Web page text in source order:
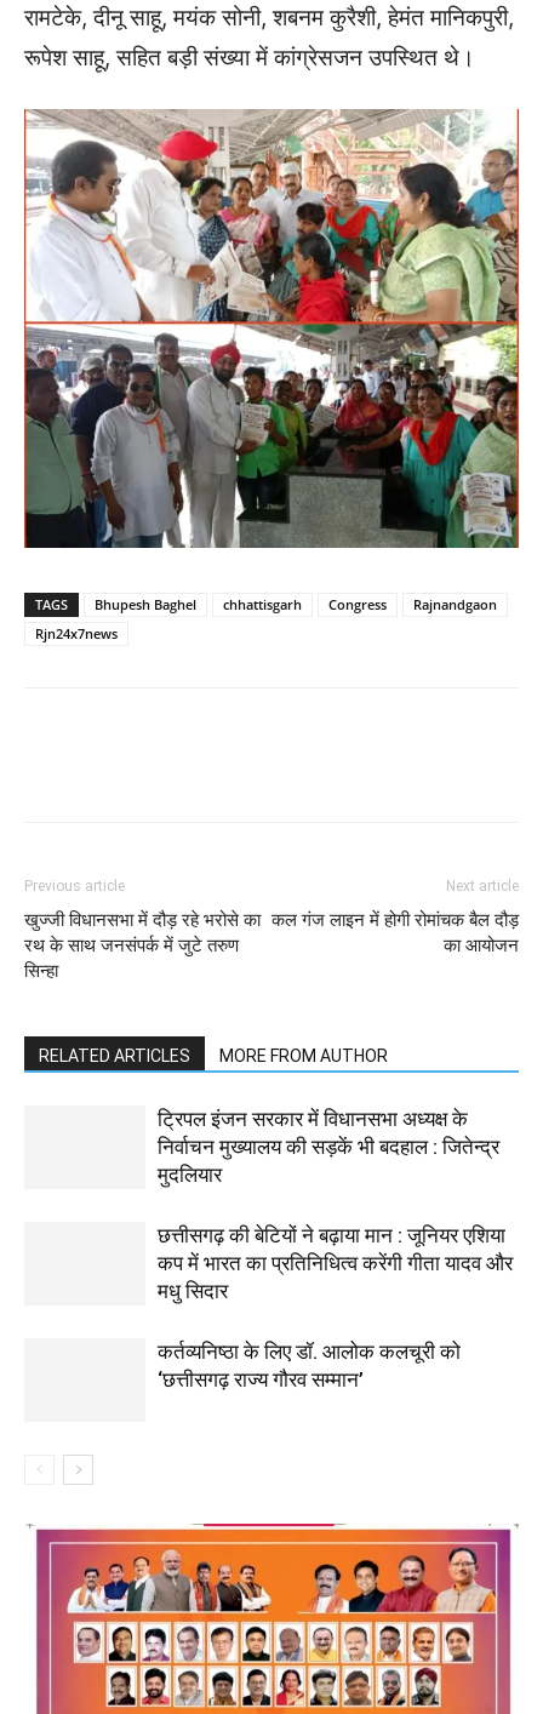
रामटेके, दीनू साहू, मयंक सोनी, शबनम कुरैशी, हेमंत मानिकपुरी,
रूपेश साहू, सहित बड़ी संख्या में कांग्रेसजन उपस्थित थे।
TAGS Bhupesh Baghel chhattisgarh Congress
Rajnandgaon
Rjn24x7news
Previous article
खुज्जी विधानसभा में दौड़ रहे भरोसे का
रथ के साथ जनसंपर्क में जुटे तरुण
सिन्हा
Next article
कल गंज लाइन में होगी रोमांचक बैल दौड़
का आयोजन
RELATED ARTICLES MORE FROM AUTHOR
ट्रिपल इंजन सरकार में विधानसभा अध्यक्ष के
निर्वाचन मुख्यालय की सड़कें भी बदहाल : जितेन्द्र
मुदलियार
छत्तीसगढ़ की बेटियों ने बढ़ाया मान : जूनियर एशिया
कप में भारत का प्रतिनिधित्व करेंगी गीता यादव और
मधु सिदार
कर्तव्यनिष्ठा के लिए डॉ. आलोक कलचूरी को
‘छत्तीसगढ़ राज्य गौरव सम्मान’